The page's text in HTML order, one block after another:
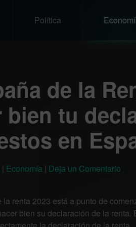
Política
de la
bien tu
en
| Economía | Deja un Comentario
la renta 2023 está a punto de
bien su declaración de la